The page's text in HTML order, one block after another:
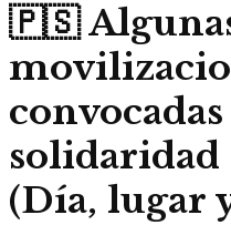
🇵🇸
solidaridad
(Día, lugar